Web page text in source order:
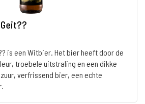
is een Witbier. Het bier heeft door de
troebele uitstraling en een dikke
verfrissend bier, een echte